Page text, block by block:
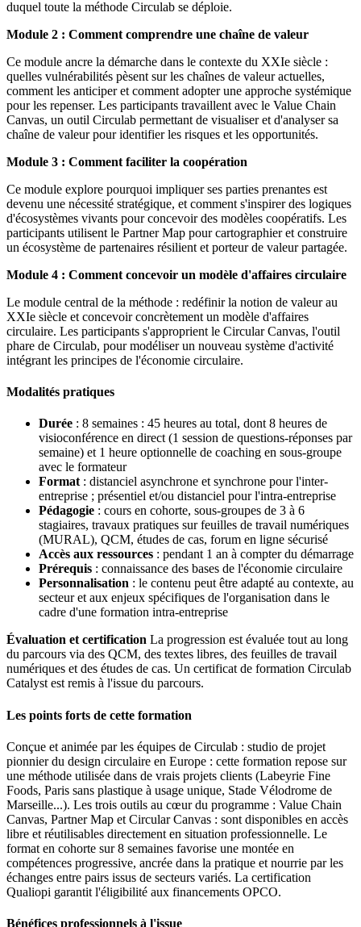
duquel toute la méthode Circulab se déploie.
Module 2 : Comment comprendre une chaîne de valeur
Ce module ancre la démarche dans le contexte du XXIe siècle :
quelles vulnérabilités pèsent sur les chaînes de valeur actuelles,
comment les anticiper et comment adopter une approche systémique
pour les repenser. Les participants travaillent avec le Value Chain
Canvas, un outil Circulab permettant de visualiser et d'analyser sa
chaîne de valeur pour identifier les risques et les opportunités.
Module 3 : Comment faciliter la coopération
Ce module explore pourquoi impliquer ses parties prenantes est
devenu une nécessité stratégique, et comment s'inspirer des logiques
d'écosystèmes vivants pour concevoir des modèles coopératifs. Les
participants utilisent le Partner Map pour cartographier et construire
un écosystème de partenaires résilient et porteur de valeur partagée.
Module 4 : Comment concevoir un modèle d'affaires circulaire
Le module central de la méthode : redéfinir la notion de valeur au
XXIe siècle et concevoir concrètement un modèle d'affaires
circulaire. Les participants s'approprient le Circular Canvas, l'outil
phare de Circulab, pour modéliser un nouveau système d'activité
intégrant les principes de l'économie circulaire.
Modalités pratiques
Durée : 8 semaines : 45 heures au total, dont 8 heures de
visioconférence en direct (1 session de questions-réponses par
semaine) et 1 heure optionnelle de coaching en sous-groupe
avec le formateur
Format : distanciel asynchrone et synchrone pour l'inter-
entreprise ; présentiel et/ou distanciel pour l'intra-entreprise
Pédagogie : cours en cohorte, sous-groupes de 3 à 6
stagiaires, travaux pratiques sur feuilles de travail numériques
(MURAL), QCM, études de cas, forum en ligne sécurisé
Accès aux ressources : pendant 1 an à compter du démarrage
Prérequis : connaissance des bases de l'économie circulaire
Personnalisation : le contenu peut être adapté au contexte, au
secteur et aux enjeux spécifiques de l'organisation dans le
cadre d'une formation intra-entreprise
Évaluation et certification La progression est évaluée tout au long
du parcours via des QCM, des textes libres, des feuilles de travail
numériques et des études de cas. Un certificat de formation Circulab
Catalyst est remis à l'issue du parcours.
Les points forts de cette formation
Conçue et animée par les équipes de Circulab : studio de projet
pionnier du design circulaire en Europe : cette formation repose sur
une méthode utilisée dans de vrais projets clients (Labeyrie Fine
Foods, Paris sans plastique à usage unique, Stade Vélodrome de
Marseille...). Les trois outils au cœur du programme : Value Chain
Canvas, Partner Map et Circular Canvas : sont disponibles en accès
libre et réutilisables directement en situation professionnelle. Le
format en cohorte sur 8 semaines favorise une montée en
compétences progressive, ancrée dans la pratique et nourrie par les
échanges entre pairs issus de secteurs variés. La certification
Qualiopi garantit l'éligibilité aux financements OPCO.
Bénéfices professionnels à l'issue